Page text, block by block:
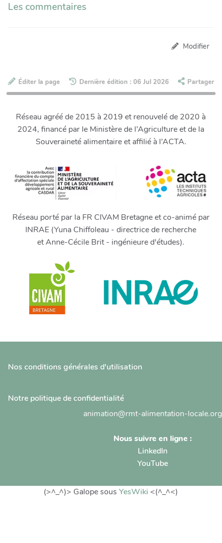
Les commentaires
Modifier
Éditer la page Dernière édition : 06 Jul 2026 Partager
Réseau agréé de 2015 à 2019 et renouvelé de 2020 à
2024, financé par le Ministère de l’Agriculture et de la
Souveraineté alimentaire et affilié à l’ACTA.
Réseau porté par la FR CIVAM Bretagne et co-animé par
INRAE (Yuna Chiffoleau - directrice de recherche
et Anne-Cécile Brit - ingénieure d'études).
Nos conditions générales d'utilisation
Notre politique de confidentialité
animation@rmt-alimentation-locale.org
Nous suivre en ligne :
LinkedIn
YouTube
(>^_^)> Galope sousYesWiki <(^_^<)